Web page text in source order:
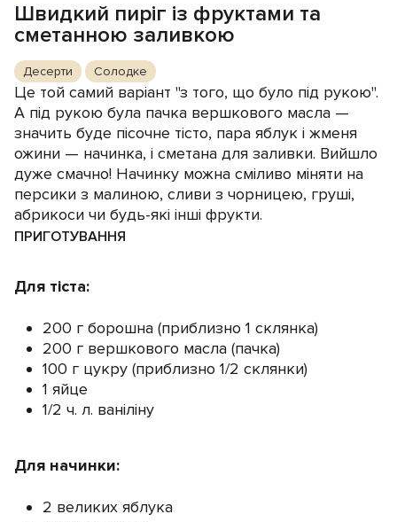
Швидкий пиріг із фруктами та
сметанною заливкою
Десерти Солодке
Це той самий варіант "з того, що було під рукою".
А під рукою була пачка вершкового масла —
значить буде пісочне тісто, пара яблук і жменя
ожини — начинка, і сметана для заливки. Вийшло
дуже смачно! Начинку можна сміливо міняти на
персики з малиною, сливи з чорницею, груші,
абрикоси чи будь-які інші фрукти.
ПРИГОТУВАННЯ
Для тіста:
200 г борошна (приблизно 1 склянка)
200 г вершкового масла (пачка)
100 г цукру (приблизно 1/2 склянки)
1 яйце
1/2 ч. л. ваніліну
Для начинки:
2 великих яблука